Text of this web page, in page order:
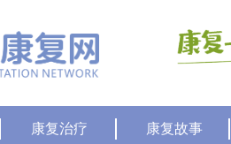
康复治疗 康复故事